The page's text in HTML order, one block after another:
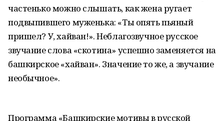
частенько можно слышать, как жена ругает
подвыпившего муженька: «Ты опять пьяный
пришел? У, хайван!». Неблагозвучное русское
звучание слова «скотина» успешно заменяется на
башкирское «хайван». Значение то же, а звучание
необычное».
Программа «Башкирские мотивы в русской